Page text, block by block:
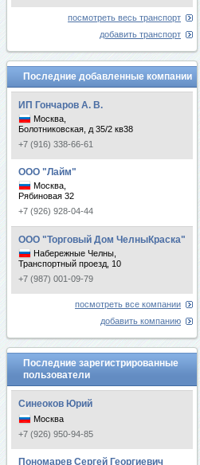
посмотреть весь транспорт
добавить транспорт
Последние добавленные компании
ИП Гончаров А. В.
Москва,
Болотниковская, д 35/2 кв38
+7 (916) 338-66-61
ООО "Лайм"
Москва,
Рябиновая 32
+7 (926) 928-04-44
ООО "Торговый Дом ЧелныКраска"
Набережные Челны,
Транспортный проезд, 10
+7 (987) 001-09-79
посмотреть все компании
добавить компанию
Последние зарегистрированные
пользователи
Синеоков Юрий
Москва
+7 (926) 950-94-85
Пономарев Сергей Георгиевич